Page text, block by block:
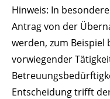
Hinweis: In
Antrag von der
werden, zum Beispiel
vorwiegender
Entscheidung trifft